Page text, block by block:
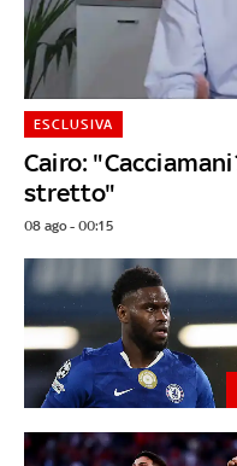
Cairo:
stretto"
ESCLUSIVA
08 ago - 00:15